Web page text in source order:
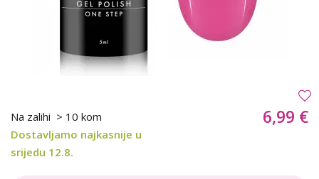
Na zalihi > 10 kom
Dostavljamo najkasnije u
srijedu 12.8.
6,99 €